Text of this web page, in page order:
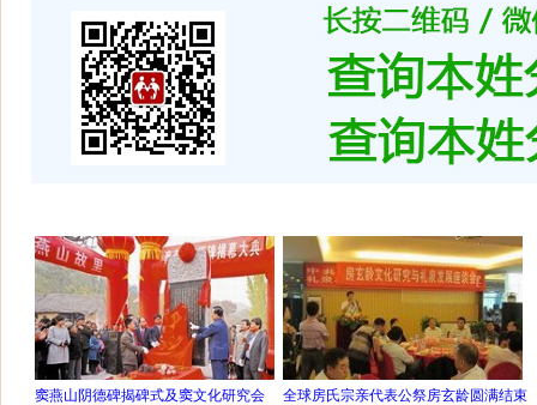
窦燕山阴德碑揭碑式及窦文化研究会 全球房氏宗亲代表公祭房玄龄圆满结束